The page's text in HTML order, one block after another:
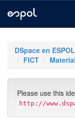
navigationDSpace en ESPOL
FICT
Please use this
http://